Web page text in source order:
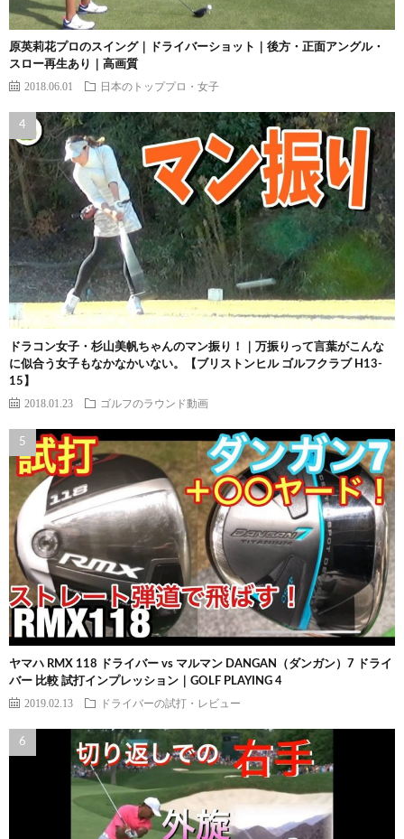
原英莉花プロのスイング｜ドライバーショット｜後方・正面アングル・
スロー再生あり｜高画質
2018.06.01 日本のトッププロ・女子
ドラコン女子・杉山美帆ちゃんのマン振り！｜万振りって言葉がこんな
に似合う女子もなかなかいない。【ブリストンヒル ゴルフクラブ H13-
15】
2018.01.23 ゴルフのラウンド動画
ヤマハ RMX 118 ドライバー vs マルマン DANGAN（ダンガン）7 ドライ
バー 比較 試打インプレッション｜GOLF PLAYING 4
2019.02.13 ドライバーの試打・レビュー